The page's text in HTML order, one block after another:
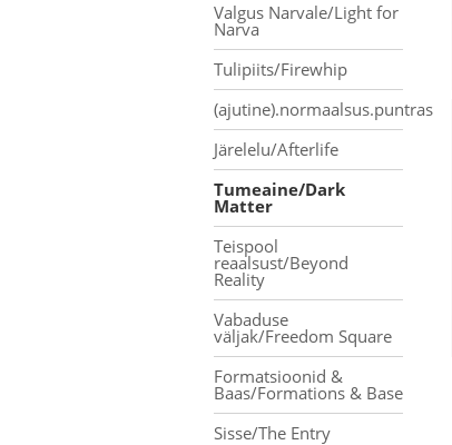
Valgus Narvale/Light for
Narva
Tulipiits/Firewhip
(ajutine).normaalsus.puntras
Järelelu/Afterlife
Tumeaine/Dark
Matter
Teispool
reaalsust/Beyond
Reality
Vabaduse
väljak/Freedom Square
Formatsioonid &
Baas/Formations & Base
Sisse/The Entry